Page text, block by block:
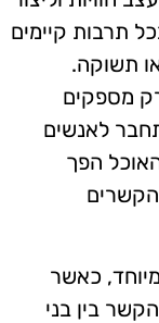
תרבות קיימים
תשוקה.
מספקים
לאנשים
הפך
הקשרים
כאשר
בין בני